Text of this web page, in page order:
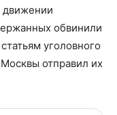
движении
обвинили
уголовного
отправил их